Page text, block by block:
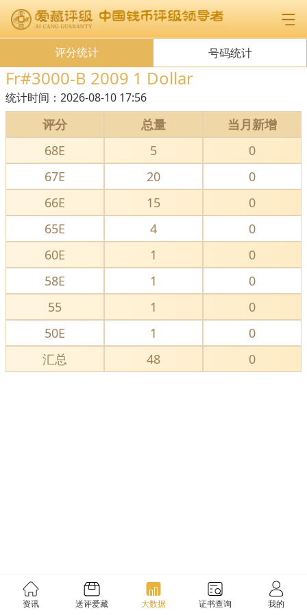
评分统计 号码统计
Fr#3000-B 2009 1 Dollar
统计时间： 2026-08-10 17:56
评分 总量
当月新增
68E
5
0
67E
20
0
66E
15
0
65E
4
0
60E
1
0
58E
1
0
55
1
0
50E
1
0
汇总
48 0
资讯 送评爱藏 大数据 证书查询 我的